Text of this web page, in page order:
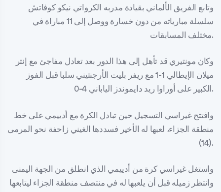
وتابع الفريق الألماني بقيادة مدربه الكرواتي نيكو كوفاتش
سلسلة مبارياته من دون خسارة ووصل إلى 11 مباراة في
مختلف المسابقات.
وكان مونتيري قد تأهل إلى هذا الدور بعد تعادل مفاجئ مع إنتر
ميلان الإيطالي 1-1 مع ريفر بليت الأرجنتيني سلبا قبل الفوز
الكبير على أوراوا ريد دايموندز الياباني 4-0.
وافتتح غيراسي التسجيل حين تبادل الكرة مع أدييمي على خط
منطقة الجزاء، لعبها له الأخير فسددها الغيني زاحفة نحو المرمى
(14).
واستغل غيراسي كرة من أدييمي الذي انطلق من الجهة اليمنى
وانتظر زميله قبل أن يلعبها له في منتصف منطقة الجزاء ليتابعها